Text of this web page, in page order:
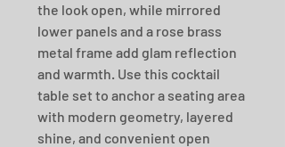
the look open, while mirrored
lower panels and a rose brass
metal frame add glam reflection
and warmth. Use this cocktail
table set to anchor a seating area
with modern geometry, layered
shine, and convenient open